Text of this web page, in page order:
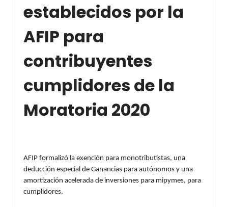
establecidos por la
AFIP para
contribuyentes
cumplidores de la
Moratoria 2020
AFIP formalizó la exención para monotributistas, una
deducción especial de Ganancias para autónomos y una
amortización acelerada de inversiones para mipymes, para
cumplidores.